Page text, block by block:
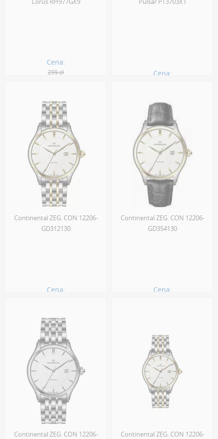
Cena:
299 zł
Cena:
Continental ZEG. CON 12206-
GD312130
Cena:
Continental ZEG. CON 12206-
GD354130
Cena:
Continental ZEG. CON 12206-
Continental ZEG. CON 12206-